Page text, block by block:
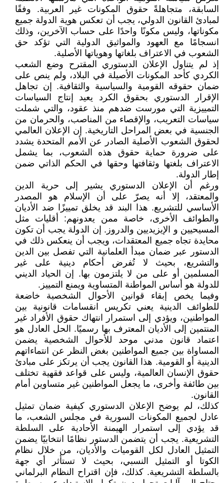
السابقة، متجاهلةً حقوق المكونات غير العربية. وفقًا
لمبادئ القانون الدولي، يجب أن تعكس هوية الدولة جميع
مكوناتها، وليس مكونًا واحدًا على حساب الآخرين، وذلك
انسجامًا مع العهود والمواثيق الدولية التي تؤكد حق
الشعوب في الاعتراف بلغاتها وهوياتها الأصلية.
إذ لم يتناول الإعلان الدستوري المقترح وضع الشعب
الكردي كأحد المكونات الأصيلة في البلاد، ولم ينص على
ضمان حقوقه القومية والسياسية والثقافية. إن تجاهل
الإقرار الدستوري بحقوق الكرد يعيد إنتاج السياسات
التمييزية التي مورست ضدهم منذ عقود، والتي شملت
سياسات التعريب، والإقصاء من المناصب، والحرمان من
الجنسية في بعض المراحل التاريخية. إن الإعلان العالمي
لحقوق الشعوب الأصلية الصادر عن الأمم المتحدة يشدد
على ضرورة حماية حقوق هذه الشعوب، بما يشمل
الاعتراف بلغتها وثقافتها وحقها في الحكم الذاتي ضمن
إطار الدولة.
ورغم أن الإعلان الدستوري يشير إلى حرية الدين
والمعتقد، إلا أنه يصرّ على أن الإسلام هو المصدر
الأساسي للتشريع. هذا البند قد يخلق تمييزًا ضد الأديان
والطوائف الأخرى، خاصة ممن يعدونهم: أقليات مثل
المسيحيين و الإيزيديين والدروز. إن الدولة يجب أن تكون
محايدة تجاه جميع المعتقدات، ويجب أن ينعكس ذلك في
الدستور عبر ضمان مبدأ العلمانية التي تفصل بين الدين
والتشريع، بحيث لا تُفرض أحكام دينية على غير
المسلمين أو على من لا يلتزمون بها. إن الحياد الديني
للدولة هو أساس المواطنة المتساوية ويمنع التمييز.
وفيما يخص إبقاء قوانين الأحوال الشخصية خاضعة
للطوائف الدينية يعني تكريس انقسامات قانونية بين
المواطنين، ويؤدي إلى استمرار انتهاك حقوق الأفراد غير
المنتمين إلى الأديان المعترف بها رسميًا. الحل العادل هو
اعتماد قانون مدني موحد للأحوال الشخصية يضمن
المساواة بين جميع المواطنين بغض النظر عن انتماءاتهم
الدينية أو القومية. هذا القانون يجب أن يرتكز على مبادئ
حقوق الإنسان العالمية، وليس على قواعد فقهية تختلف
بين طائفة وأخرى، ما يجعل المواطنين غير متساوين أمام
القانون.
كذلك، لم يوضح الإعلان الدستوري كيفية ضمان تمثيل
عادل لجميع المكونات السورية في مجلس الشعب، ما
قد يؤدي إلى استمرار الهيمنة الأحادية على السلطة
التشريعية. يجب أن يتضمن الدستور نظامًا انتخابيًا يضمن
التمثيل العادل لكل القوميات والأديان، من خلال نظام
الكوتا أو التمثيل النسبي، بحيث لا تستأثر أي جهة
بالسلطة التشريعية. كذلك، فإن اقتراح النظام البرلماني